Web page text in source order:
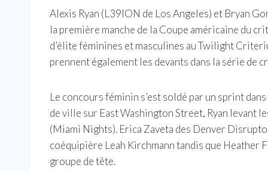
Alexis Ryan (L39ION de Los Angeles) et Bryan
la première manche de la Coupe américaine du
d’élite féminines et masculines au Twilight
prennent également les devants dans la série de
Le concours féminin s’est soldé par un sprint
de ville sur East Washington Street, Ryan levant
(Miami Nights). Erica Zaveta des Denver
coéquipière Leah Kirchmann tandis que Heather
groupe de tête.